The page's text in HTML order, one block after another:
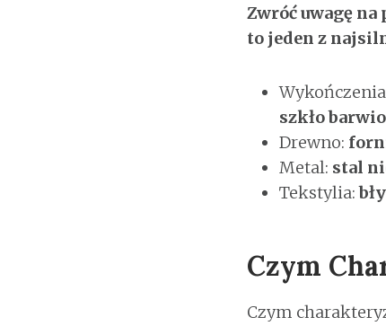
Zwróć uwagę
to jeden z
szkło
Drewno:
Metal: stal
Tekstylia:
Czym
Czym